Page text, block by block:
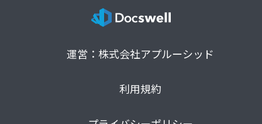
運営：株式会社アプルーシッド
利用規約